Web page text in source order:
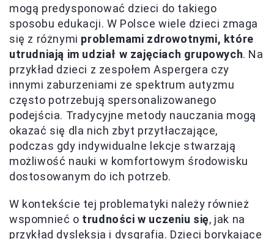
mogą predysponować dzieci do takiego
sposobu edukacji. W Polsce wiele dzieci zmaga
się z różnymi problemami zdrowotnymi, które
utrudniają im udział w zajęciach grupowych. Na
przykład dzieci z zespołem Aspergera czy
innymi zaburzeniami ze spektrum autyzmu
często potrzebują spersonalizowanego
podejścia. Tradycyjne metody nauczania mogą
okazać się dla nich zbyt przytłaczające,
podczas gdy indywidualne lekcje stwarzają
możliwość nauki w komfortowym środowisku
dostosowanym do ich potrzeb.
W kontekście tej problematyki należy również
wspomnieć o trudności w uczeniu się, jak na
przykład dysleksja i dysgrafia. Dzieci borykające